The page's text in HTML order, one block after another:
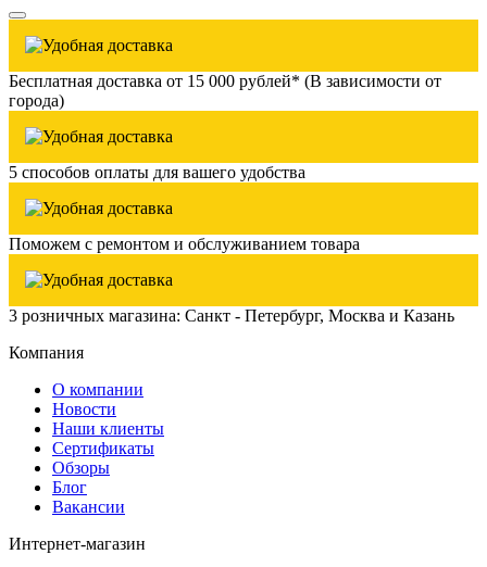
Бесплатная доставка от 15 000 рублей* (В зависимости от
города)
5 способов оплаты для вашего удобства
Поможем с ремонтом и обслуживанием товара
3 розничных магазина: Санкт - Петербург, Москва и Казань
Компания
О компании
Новости
Наши клиенты
Сертификаты
Обзоры
Блог
Вакансии
Интернет-магазин